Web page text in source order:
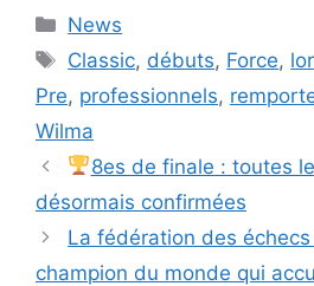
Categories
News
Tags
Classic, débuts, Force,
Pre, professionnels,
Wilma
8es de finale : toutes
désormais confirmées
La fédération des échecs
champion du monde qui